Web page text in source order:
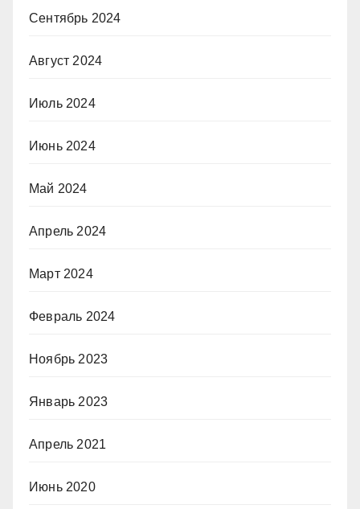
Сентябрь 2024
Август 2024
Июль 2024
Июнь 2024
Май 2024
Апрель 2024
Март 2024
Февраль 2024
Ноябрь 2023
Январь 2023
Апрель 2021
Июнь 2020